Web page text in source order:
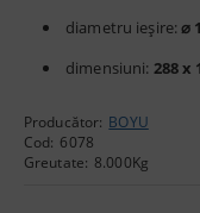
diametru ieșire:⌀
dimensiuni: 288 x
Producător: BOYU
Cod: 6078
Greutate: 8.000Kg